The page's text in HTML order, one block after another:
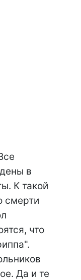
в
К такой
смерти
что
Да и те